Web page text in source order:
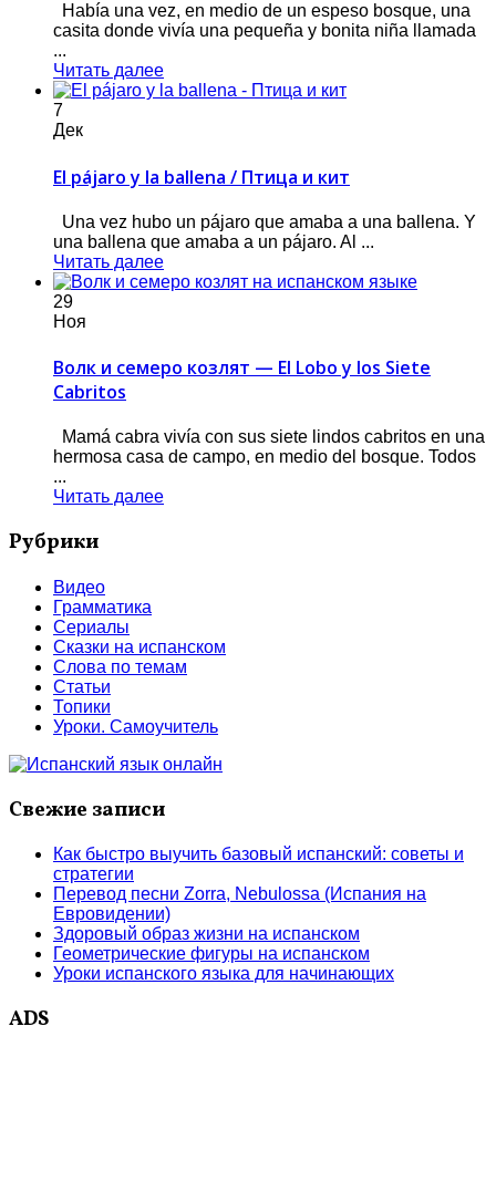
Había una vez, en medio de un espeso bosque, una
casita donde vivía una pequeña y bonita niña llamada
...
Читать далее
7
Дек
El pájaro y la ballena / Птица и кит
Una vez hubo un pájaro que amaba a una ballena. Y
una ballena que amaba a un pájaro. Al ...
Читать далее
29
Ноя
Волк и семеро козлят — El Lobo y los Siete
Cabritos
Mamá cabra vivía con sus siete lindos cabritos en una
hermosa casa de campo, en medio del bosque. Todos
...
Читать далее
Рубрики
Видео
Грамматика
Сериалы
Сказки на испанском
Слова по темам
Статьи
Топики
Уроки. Самоучитель
Свежие записи
Как быстро выучить базовый испанский: советы и
стратегии
Перевод песни Zorra, Nebulossa (Испания на
Евровидении)
Здоровый образ жизни на испанском
Геометрические фигуры на испанском
Уроки испанского языка для начинающих
ADS